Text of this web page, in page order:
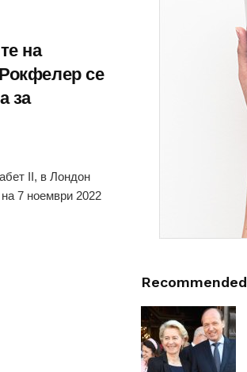
на
се
за
II, в Лондон
7 ноември 2022
Recommended